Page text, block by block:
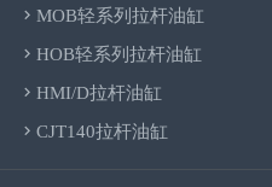
MOB轻系列拉杆油缸
HOB轻系列拉杆油缸
HMI/D拉杆油缸
CJT140拉杆油缸